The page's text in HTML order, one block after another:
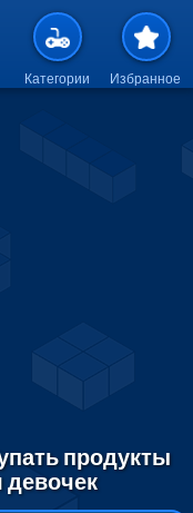
к основному
Категории Избранное
продукты
девочек